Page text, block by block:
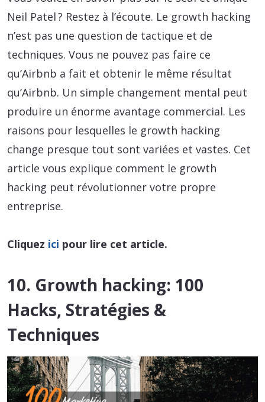
Neil Patel ? Restez à l’écoute. Le growth hacking
n’est pas une question de tactique et de
techniques. Vous ne pouvez pas faire ce
qu’Airbnb a fait et obtenir le même résultat
qu’Airbnb. Un simple changement mental peut
produire un énorme avantage commercial. Les
raisons pour lesquelles le growth hacking
change presque tout sont variées et vastes. Cet
article vous explique comment le growth
hacking peut révolutionner votre propre
entreprise.
Cliquez ici pour lire cet article.
10. Growth hacking: 100
Hacks, Stratégies &
Techniques